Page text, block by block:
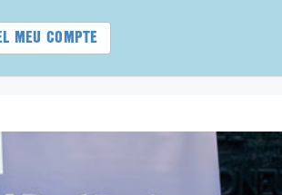
MEU COMPTE